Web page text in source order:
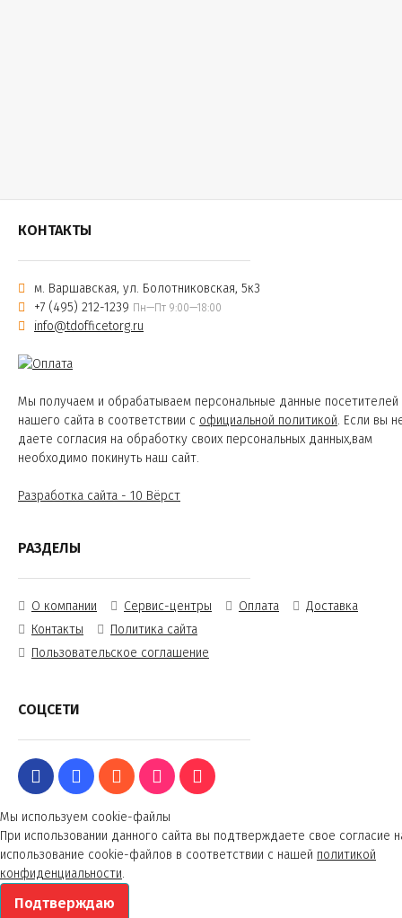
КОНТАКТЫ
м. Варшавская, ул. Болотниковская, 5к3
+7 (495) 212-1239 Пн—Пт 9:00—18:00
info@tdofficetorg.ru
Мы получаем и обрабатываем персональные данные посетителей
нашего сайта в соответствии с официальной политикой. Если вы
даете согласия на обработку своих персональных данных,вам
необходимо покинуть наш сайт.
Разработка сайта - 10 Вёрст
РАЗДЕЛЫ
О компании Сервис-центры Оплата
Доставка
Контакты
Политика сайта
Пользовательское соглашение
СОЦСЕТИ
Мы используем cookie-файлы
При использовании данного сайта вы подтверждаете свое согласие
использование cookie-файлов в соответствии с нашей политикой
конфиденциальности.
Подтверждаю